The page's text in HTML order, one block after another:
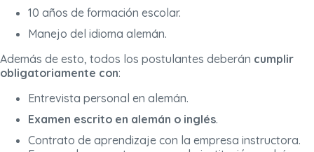
10 años de formación escolar.
Manejo del idioma alemán.
Además de esto, todos los postulantes deberán cumplir
obligatoriamente con:
Entrevista personal en alemán.
Examen escrito en alemán o inglés.
Contrato de aprendizaje con la empresa instructora.